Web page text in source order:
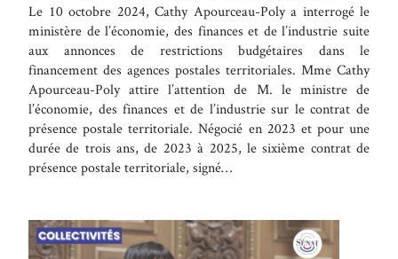
Le 10 octobre 2024, Cathy Apourceau-Poly a interrogé le
ministère de l’économie, des finances et de l’industrie suite
aux annonces de restrictions budgétaires dans le
financement des agences postales territoriales. Mme Cathy
Apourceau-Poly attire l’attention de M. le ministre de
l’économie, des finances et de l’industrie sur le contrat de
présence postale territoriale. Négocié en 2023 et pour une
durée de trois ans, de 2023 à 2025, le sixième contrat de
présence postale territoriale, signé…